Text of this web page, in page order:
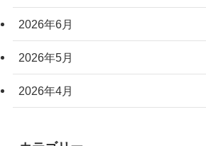
2026年6月
2026年5月
2026年4月